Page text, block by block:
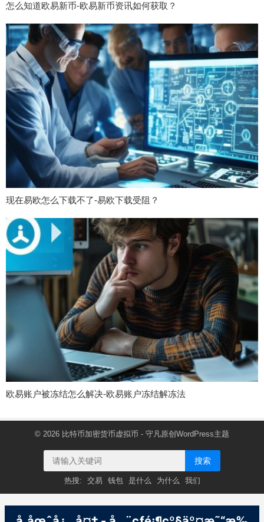
怎么知道欧易新币-欧易新币资讯如何获取？
现在易欧怎么下载不了-易欧下载受阻？
欧易账户被冻结怎么解决-欧易账户冻结解冻法
© 2026 比特币加密货币虚拟币 - 守凡原创 WordPress主题
搜索
热搜: 交易 钱包 是什么 为什么 我们